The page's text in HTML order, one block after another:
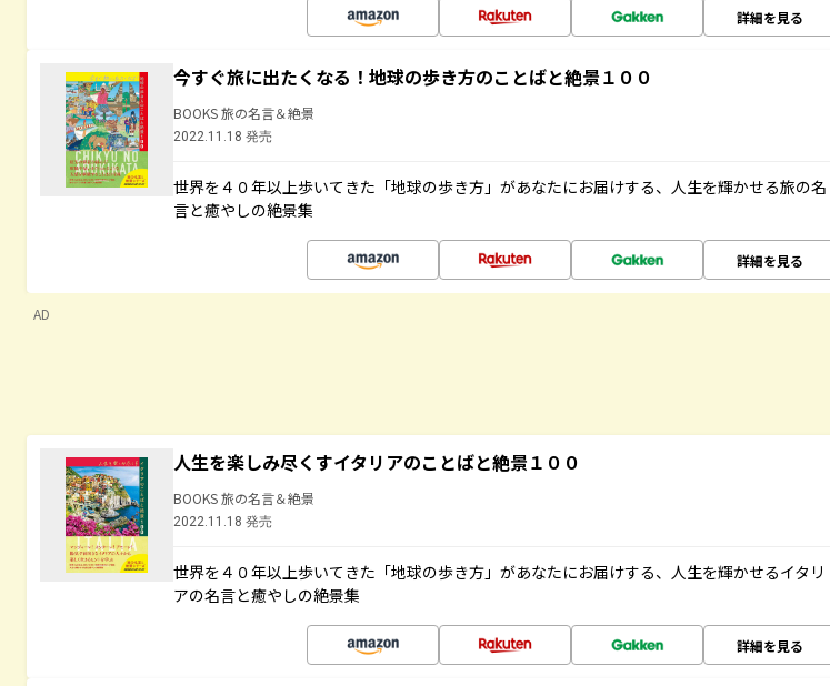
詳細を見る
今すぐ旅に出たくなる！地球の歩き方のことばと絶景１００
BOOKS 旅の名言＆絶景
2022.11.18 発売
世界を４０年以上歩いてきた「地球の歩き方」があなたにお届けする、人生を輝かせる旅の名
言と癒やしの絶景集
詳細を見る
AD
人生を楽しみ尽くすイタリアのことばと絶景１００
BOOKS 旅の名言＆絶景
2022.11.18 発売
世界を４０年以上歩いてきた「地球の歩き方」があなたにお届けする、人生を輝かせるイタリ
アの名言と癒やしの絶景集
詳細を見る